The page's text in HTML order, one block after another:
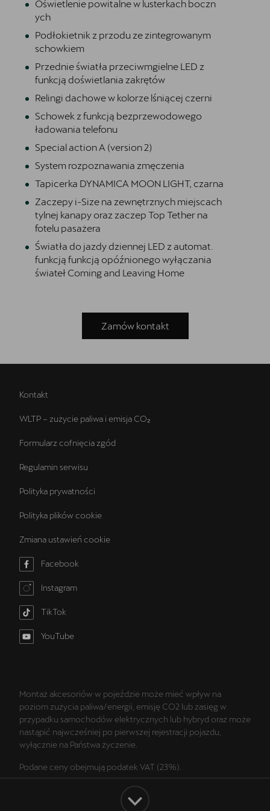
Oświetlenie powitalne w lusterkach boczn
ych
Podłokietnik z przodu ze zintegrowanym
schowkiem
Przednie światła przeciwmgielne LED z
funkcją doświetlania zakrętów
Relingi dachowe w kolorze lśniącej czerni
Schowek z funkcją bezprzewodowego
ładowania telefonu
Special action A (version 2)
System rozpoznawania zmęczenia
Tapicerka DYNAMICA MOON LIGHT, czarna
Zaczepy i-Size na zewnętrznych miejscach
tylnej kanapy oraz zaczep Top Tether na
fotelu pasażera
Światła do jazdy dziennej LED z automat.
funkcją funkcją opóźnionego wyłączania
świateł Coming and Leaving Home
Zamów kontakt
Kontakt
WLTP – zużycie paliwa i emisja CO₂
Formularz cofnięcia zgód
Regulamin serwisu
Polityka prywatności
Polityka plików cookie
Zmiana ustawień cookie
Facebook
Instagram
TikTok
YouTube
Montaż akcesoriów w pojeździe może mieć wpływ na
poziom zużycia paliwa/energii, emisję CO2 lub zasięg w
przypadku samochodów elektrycznych lub hybryd oraz może
nastąpić najwcześniej po pierwszej rejestracji pojazdu,
wyłącznie na Państwa życzenie.
Podane ceny obejmują podatek VAT (23%).
Wszelkie prezentowane informacje, w szczególności zdjęcia,
wykresy, specyfikacje, opisy, rysunki lub parametry techniczne